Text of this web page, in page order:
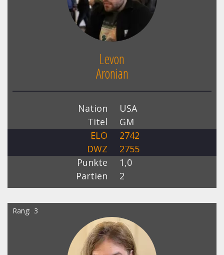
Levon
Aronian
Nation
USA
Titel
GM
ELO
2742
DWZ
2755
Punkte
1,0
Partien
2
Rang 3